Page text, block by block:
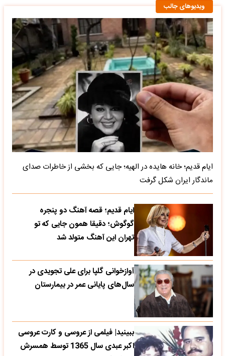
ویدیوهای جالب
ایام قدیم؛ خانه هایده در الهیه؛ جایی که بخشی از خاطرات صدای
ماندگار ایران شکل گرفت
ایام قدیم؛ قصه آهنگ دو پنجره
گوگوش؛ دقیقا همون جایی که تو
تهران این آهنگ متولد شد
آوازخوانی گلپا برای علی تجویدی در
سال‌های پایانی عمر در بیمارستان
ببینید| فیلمی از عروسی و کارت عروسی
اکبر عبدی سال 1365 توسط همسرش